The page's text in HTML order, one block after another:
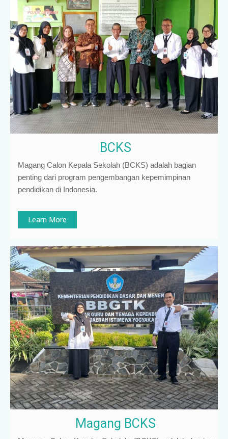
BCKS
Magang Calon Kepala Sekolah (BCKS) adalah bagian
penting dari program pengembangan kepemimpinan
pendidikan di Indonesia.
Learn More
Magang BCKS